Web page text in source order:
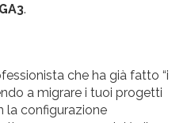
.
che ha già fatto “i
a migrare i tuoi progetti
la configurazione